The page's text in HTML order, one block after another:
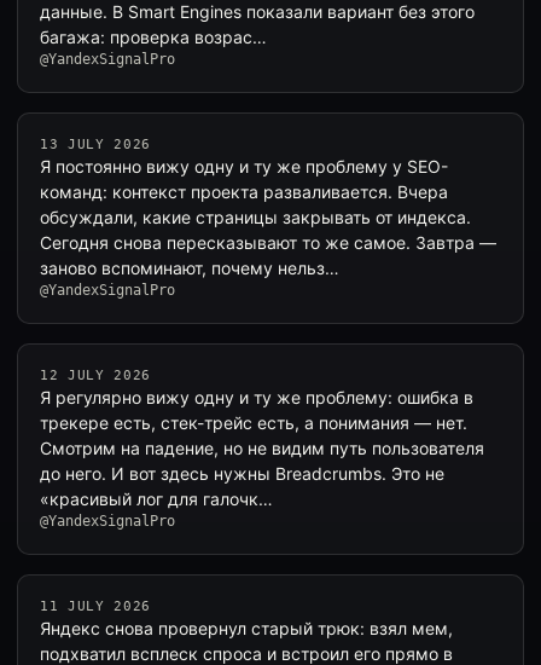
данные. В Smart Engines показали вариант без этого
багажа: проверка возрас…
@YandexSignalPro
13 JULY 2026
Я постоянно вижу одну и ту же проблему у SEO-
команд: контекст проекта разваливается. Вчера
обсуждали, какие страницы закрывать от индекса.
Сегодня снова пересказывают то же самое. Завтра —
заново вспоминают, почему нельз…
@YandexSignalPro
12 JULY 2026
Я регулярно вижу одну и ту же проблему: ошибка в
трекере есть, стек-трейс есть, а понимания — нет.
Смотрим на падение, но не видим путь пользователя
до него. И вот здесь нужны Breadcrumbs. Это не
«красивый лог для галочк…
@YandexSignalPro
11 JULY 2026
Яндекс снова провернул старый трюк: взял мем,
подхватил всплеск спроса и встроил его прямо в